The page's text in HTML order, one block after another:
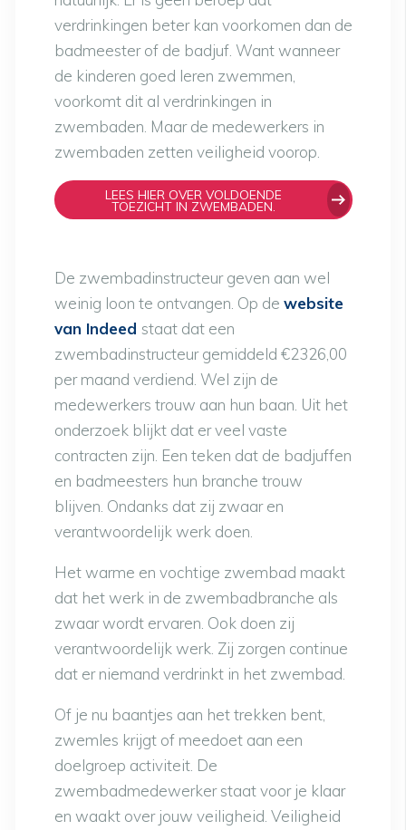
verdrinkingen beter kan voorkomen dan de
badmeester of de badjuf. Want wanneer
de kinderen goed leren zwemmen,
voorkomt dit al verdrinkingen in
zwembaden. Maar de medewerkers in
zwembaden zetten veiligheid voorop.
LEES HIER OVER VOLDOENDE
TOEZICHT IN ZWEMBADEN.
De zwembadinstructeur geven aan wel
weinig loon te ontvangen. Op de website
van Indeed staat dat een
zwembadinstructeur gemiddeld €2326,00
per maand verdiend. Wel zijn de
medewerkers trouw aan hun baan. Uit het
onderzoek blijkt dat er veel vaste
contracten zijn. Een teken dat de badjuffen
en badmeesters hun branche trouw
blijven. Ondanks dat zij zwaar en
verantwoordelijk werk doen.
Het warme en vochtige zwembad maakt
dat het werk in de zwembadbranche als
zwaar wordt ervaren. Ook doen zij
verantwoordelijk werk. Zij zorgen continue
dat er niemand verdrinkt in het zwembad.
Of je nu baantjes aan het trekken bent,
zwemles krijgt of meedoet aan een
doelgroep activiteit. De
zwembadmedewerker staat voor je klaar
en waakt over jouw veiligheid. Veiligheid